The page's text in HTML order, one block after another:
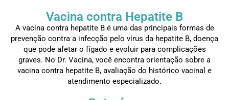
Vacina contra Hepatite B
A vacina contra hepatite B é uma das principais formas de
prevenção contra a infecção pelo vírus da hepatite B, doença
que pode afetar o fígado e evoluir para complicações
graves. No Dr. Vacina, você encontra orientação sobre a
vacina contra hepatite B, avaliação do histórico vacinal e
atendimento especializado.